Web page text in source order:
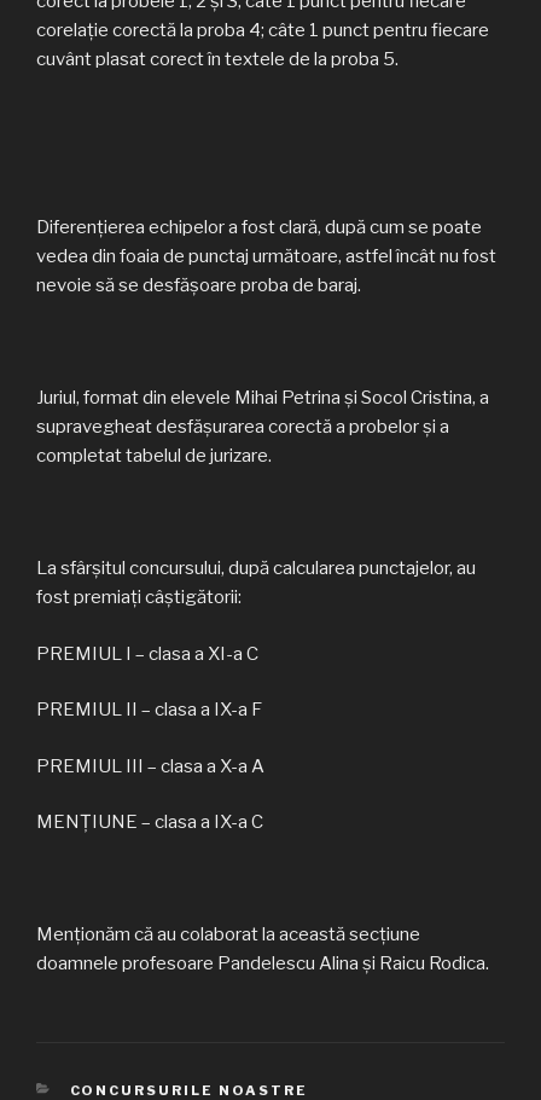
corelație corectă la proba 4; câte 1 punct pentru fiecare
cuvânt plasat corect în textele de la proba 5.
Diferențierea echipelor a fost clară, după cum se poate
vedea din foaia de punctaj următoare, astfel încât nu fost
nevoie să se desfășoare proba de baraj.
Juriul, format din elevele Mihai Petrina și Socol Cristina, a
supravegheat desfășurarea corectă a probelor și a
completat tabelul de jurizare.
La sfârşitul concursului, după calcularea punctajelor, au
fost premiați câştigătorii:
PREMIUL I – clasa a XI-a C
PREMIUL II – clasa a IX-a F
PREMIUL III – clasa a X-a A
MENȚIUNE – clasa a IX-a C
Menționăm că au colaborat la această secțiune
doamnele profesoare Pandelescu Alina și Raicu Rodica.
CATEGORII
CONCURSURILE NOASTRE